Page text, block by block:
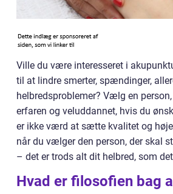
Ville du være interesseret i
til at lindre smerter, spændinger,
helbredsproblemer? Vælg en
erfaren og veluddannet, hvis du
er ikke værd at sætte kvalitet og
når du vælger den person, der skal
– det er trods alt dit helbred, som
Hvad er filosofien bag